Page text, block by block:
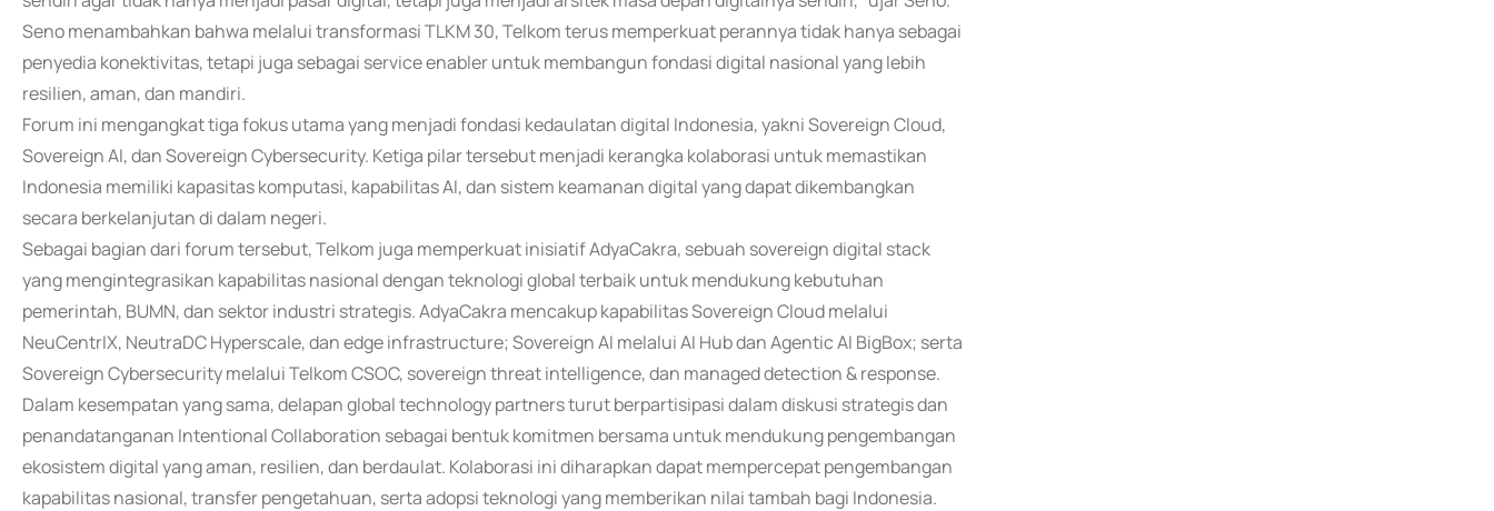
Seno menambahkan bahwa melalui transformasi TLKM 30, Telkom terus memperkuat perannya tidak hanya sebagai
penyedia konektivitas, tetapi juga sebagai service enabler untuk membangun fondasi digital nasional yang lebih
resilien, aman, dan mandiri.
Forum ini mengangkat tiga fokus utama yang menjadi fondasi kedaulatan digital Indonesia, yakni Sovereign Cloud,
Sovereign AI, dan Sovereign Cybersecurity. Ketiga pilar tersebut menjadi kerangka kolaborasi untuk memastikan
Indonesia memiliki kapasitas komputasi, kapabilitas AI, dan sistem keamanan digital yang dapat dikembangkan
secara berkelanjutan di dalam negeri.
Sebagai bagian dari forum tersebut, Telkom juga memperkuat inisiatif AdyaCakra, sebuah sovereign digital stack
yang mengintegrasikan kapabilitas nasional dengan teknologi global terbaik untuk mendukung kebutuhan
pemerintah, BUMN, dan sektor industri strategis. AdyaCakra mencakup kapabilitas Sovereign Cloud melalui
NeuCentrIX, NeutraDC Hyperscale, dan edge infrastructure; Sovereign AI melalui AI Hub dan Agentic AI BigBox; serta
Sovereign Cybersecurity melalui Telkom CSOC, sovereign threat intelligence, dan managed detection & response.
Dalam kesempatan yang sama, delapan global technology partners turut berpartisipasi dalam diskusi strategis dan
penandatanganan Intentional Collaboration sebagai bentuk komitmen bersama untuk mendukung pengembangan
ekosistem digital yang aman, resilien, dan berdaulat. Kolaborasi ini diharapkan dapat mempercepat pengembangan
kapabilitas nasional, transfer pengetahuan, serta adopsi teknologi yang memberikan nilai tambah bagi Indonesia.